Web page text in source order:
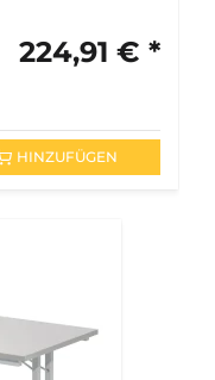
224,91 € *
HINZUFÜGEN